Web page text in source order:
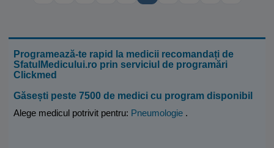
Programează-te rapid la medicii recomandați de
SfatulMedicului.ro prin serviciul de programări
Clickmed
Găsești peste 7500 de medici cu program disponibil
Alege medicul potrivit pentru: Pneumologie .